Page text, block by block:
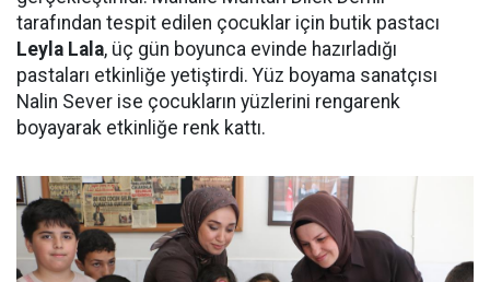
tarafından tespit edilen çocuklar için butik pastacı
Leyla Lala, üç gün boyunca evinde hazırladığı
pastaları etkinliğe yetiştirdi. Yüz boyama sanatçısı
Nalin Sever ise çocukların yüzlerini rengarenk
boyayarak etkinliğe renk kattı.